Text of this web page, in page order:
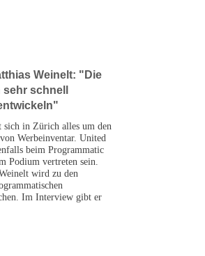
Weinelt: "Die
schnell
in Zürich alles um den
Werbeinventar. United
beim Programmatic
Podium vertreten sein.
wird zu den
Im Interview gibt er